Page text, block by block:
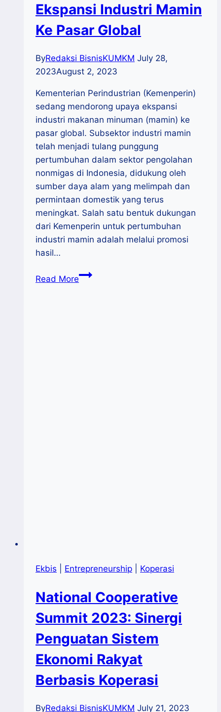
Ekspansi Industri Mamin
Ke Pasar Global
ByRedaksi BisnisKUMKM July 28,
2023August 2, 2023
Kementerian Perindustrian (Kemenperin)
sedang mendorong upaya ekspansi
industri makanan minuman (mamin) ke
pasar global. Subsektor industri mamin
telah menjadi tulang punggung
pertumbuhan dalam sektor pengolahan
nonmigas di Indonesia, didukung oleh
sumber daya alam yang melimpah dan
permintaan domestik yang terus
meningkat. Salah satu bentuk dukungan
dari Kemenperin untuk pertumbuhan
industri mamin adalah melalui promosi
hasil…
Read MoreKemenperin
Ekbis Entrepreneurship Koperasi
National Cooperative
Summit 2023: Sinergi
Penguatan Sistem
Ekonomi Rakyat
Berbasis Koperasi
ByRedaksi BisnisKUMKM July 21, 2023